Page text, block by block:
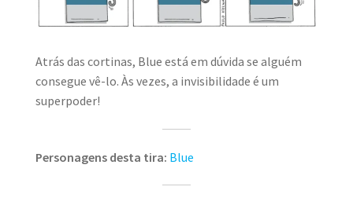
MINHA CONTA
CARRINHO
Search
for:
Atrás das cortinas, Blue está em dúvida se alguém
consegue vê-lo. Às vezes, a invisibilidade é um
superpoder!
Personagens desta tira: Blue